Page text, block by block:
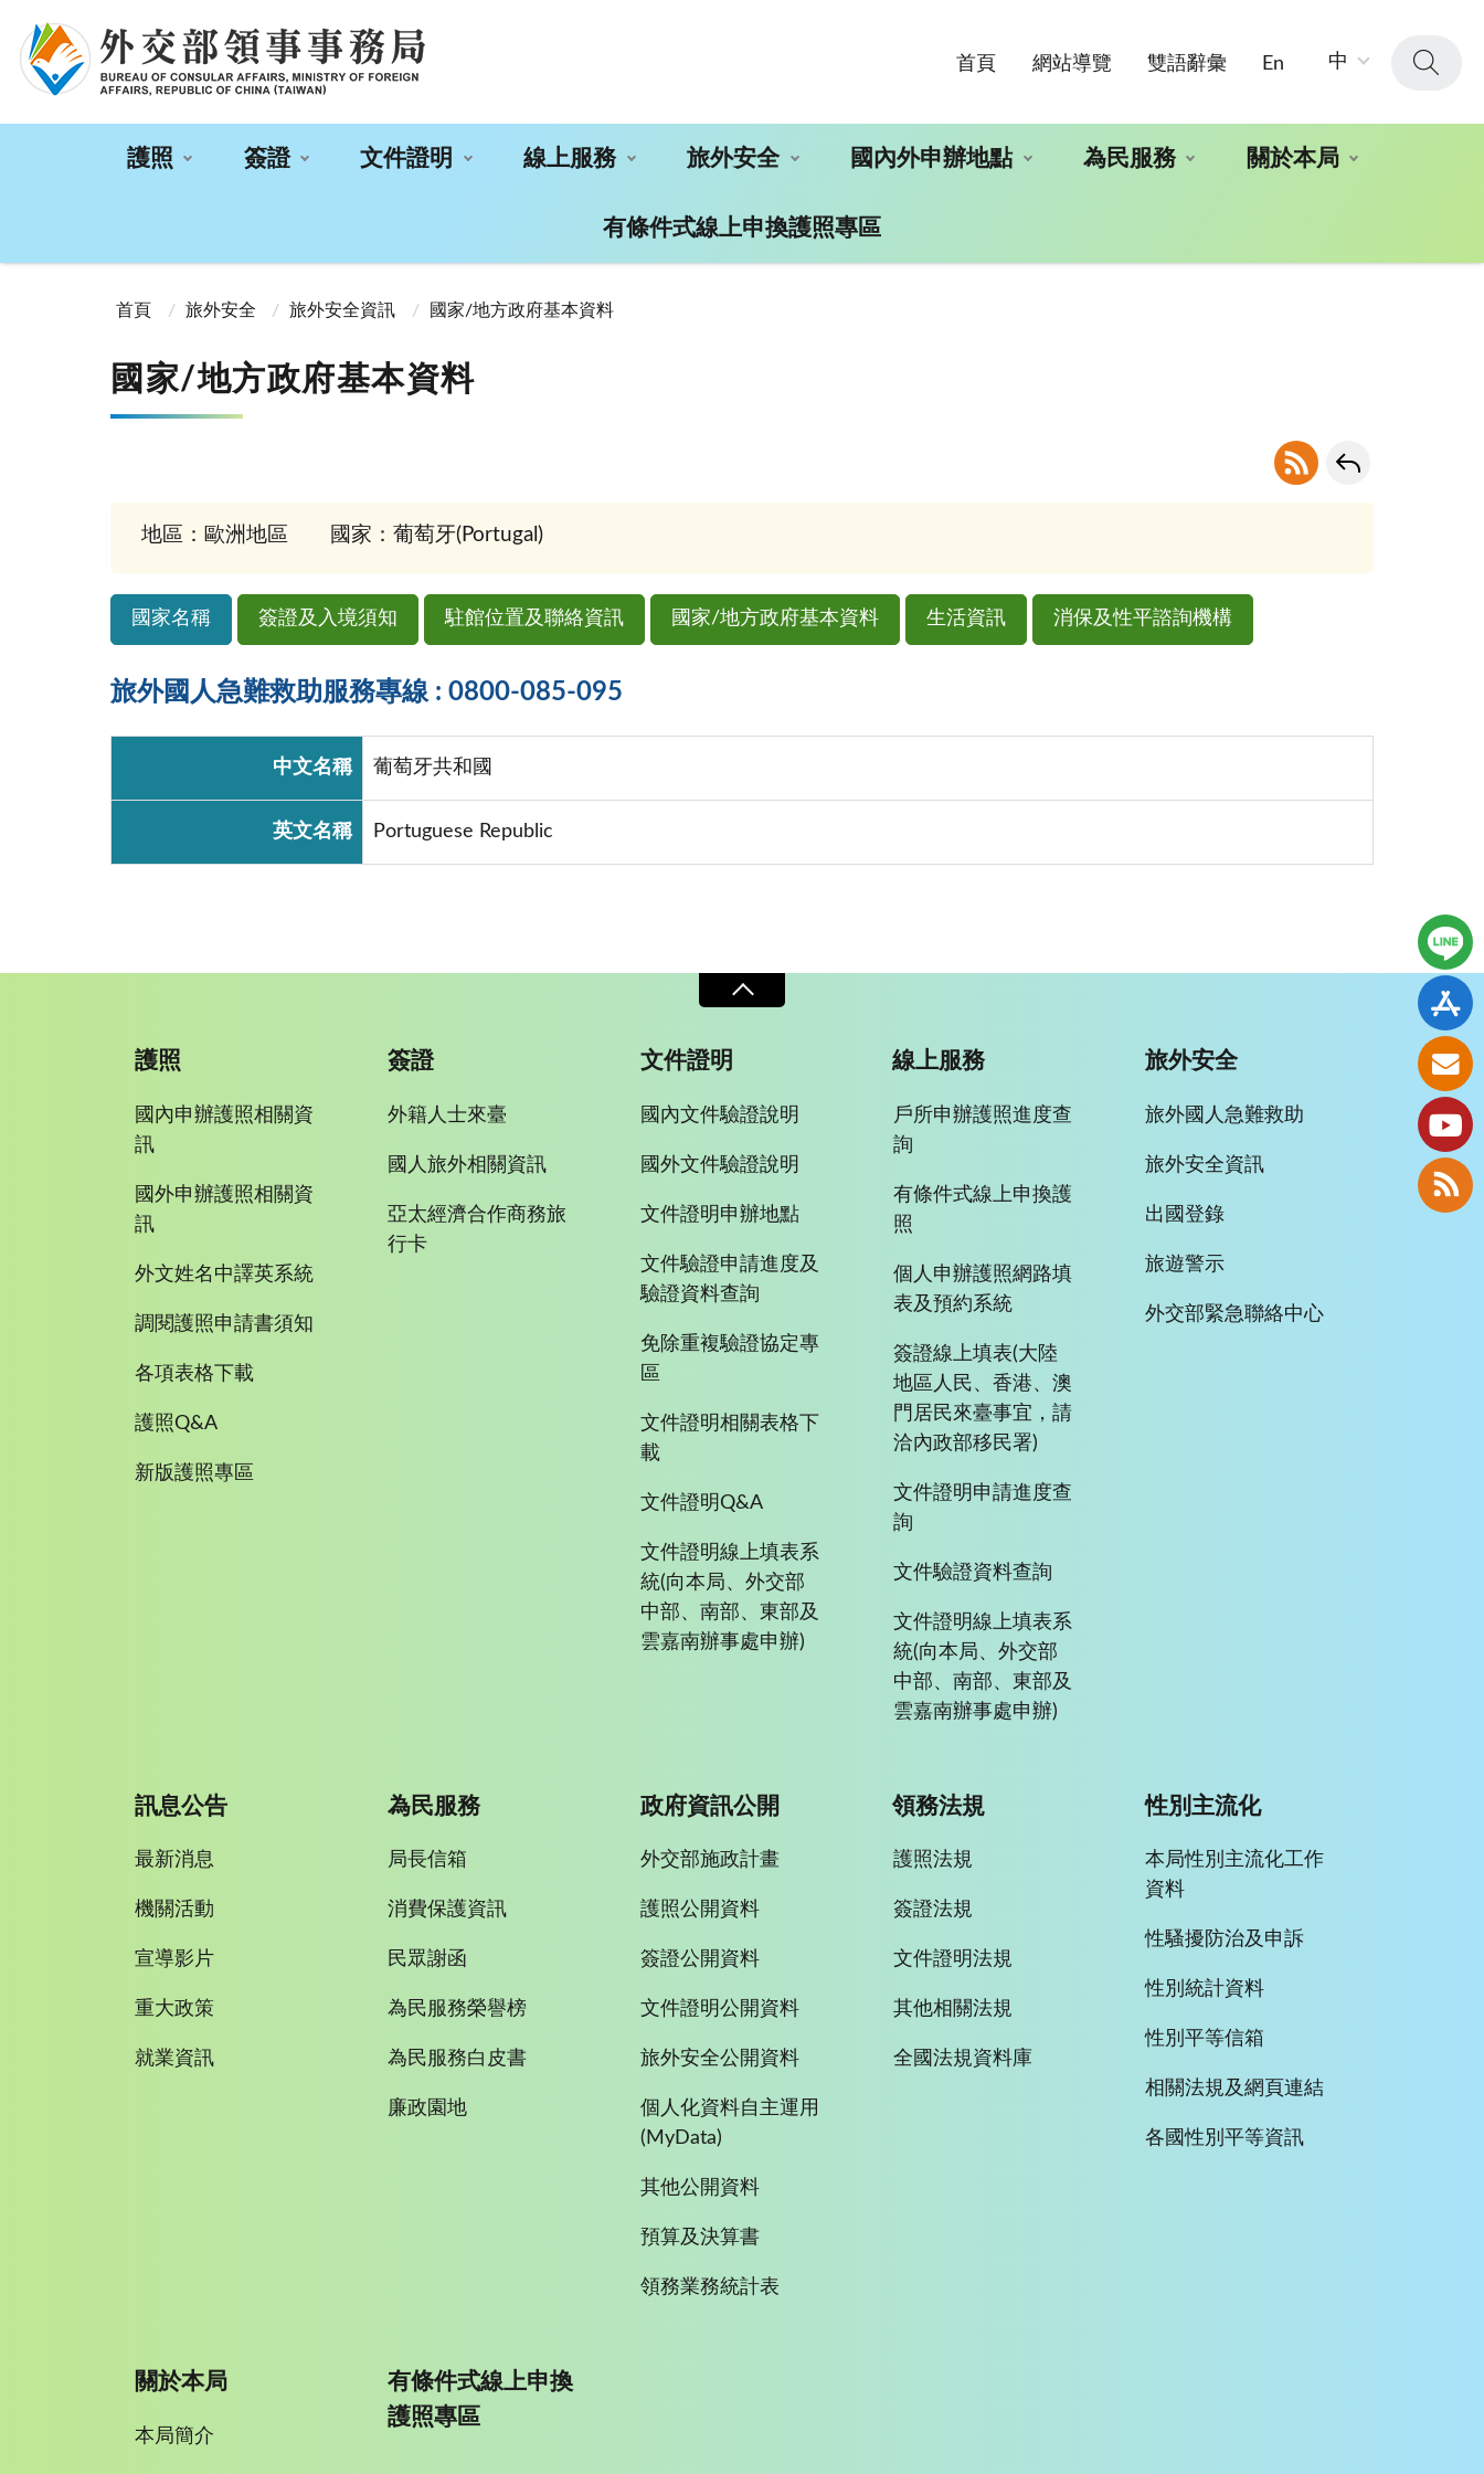
首頁 網站導覽 雙語辭彙 En 中
護照 簽證 文件證明 線上服務 旅外安全 國內外申辦地點 為民服務 關於本局
有條件式線上申換護照專區
首頁
旅外安全 旅外安全資訊 國家/地方政府基本資料
國家/地方政府基本資料
地區：歐洲地區 國家：葡萄牙(Portugal)
國家名稱 簽證及入境須知 駐館位置及聯絡資訊 國家/地方政府基本資料 生活資訊 消保及性平諮詢機構
旅外國人急難救助服務專線 : 0800-085-095
中文名稱 葡萄牙共和國
英文名稱 Portuguese Republic
護照
國內申辦護照相關資
訊
國外申辦護照相關資
訊
外文姓名中譯英系統
調閱護照申請書須知
各項表格下載
護照Q&A
新版護照專區
簽證
外籍人士來臺
國人旅外相關資訊
亞太經濟合作商務旅
行卡
文件證明
國內文件驗證說明
國外文件驗證說明
文件證明申辦地點
文件驗證申請進度及
驗證資料查詢
免除重複驗證協定專
區
文件證明相關表格下
載
文件證明Q&A
文件證明線上填表系
統(向本局、外交部
中部、南部、東部及
雲嘉南辦事處申辦)
線上服務
戶所申辦護照進度查
詢
有條件式線上申換護
照
個人申辦護照網路填
表及預約系統
簽證線上填表(大陸
地區人民、香港、澳
門居民來臺事宜，請
洽內政部移民署)
文件證明申請進度查
詢
文件驗證資料查詢
文件證明線上填表系
統(向本局、外交部
中部、南部、東部及
雲嘉南辦事處申辦)
旅外安全
旅外國人急難救助
旅外安全資訊
出國登錄
旅遊警示
外交部緊急聯絡中心
訊息公告
最新消息
機關活動
宣導影片
重大政策
就業資訊
為民服務
局長信箱
消費保護資訊
民眾謝函
為民服務榮譽榜
為民服務白皮書
廉政園地
政府資訊公開
外交部施政計畫
護照公開資料
簽證公開資料
文件證明公開資料
旅外安全公開資料
個人化資料自主運用
(MyData)
其他公開資料
預算及決算書
領務業務統計表
領務法規
護照法規
簽證法規
文件證明法規
其他相關法規
全國法規資料庫
性別主流化
本局性別主流化工作
資料
性騷擾防治及申訴
性別統計資料
性別平等信箱
相關法規及網頁連結
各國性別平等資訊
關於本局
本局簡介
有條件式線上申換
護照專區